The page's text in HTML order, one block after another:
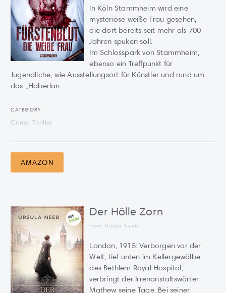
In Köln Stammheim wird eine
mysteriöse weiße Frau gesehen,
die dort bereits seit mehr als 700
Jahren spuken soll.
Im Schlosspark von Stammheim,
ebenso ein Treffpunkt für
Jugendliche, wie Ausstellungsort für Künstler und rund um
das „Haberlan...
CATEGORY
Crime, Thriller
AMAZON
Der Hölle Zorn
from Ursula Neeb
London, 1915: Verborgen vor der
Welt, tief unten im Kellergewölbe
des Bethlem Royal Hospital,
verbringt der Irrenanstaltswärter
Mathew seine Tage. Bei seiner